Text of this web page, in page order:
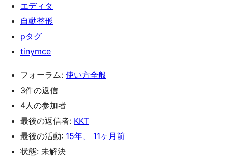
エディタ
自動整形
pタグ
tinymce
フォーラム: 使い方全般
3件の返信
4人の参加者
最後の返信者: KKT
最後の活動: 15年、 11ヶ月前
状態: 未解決